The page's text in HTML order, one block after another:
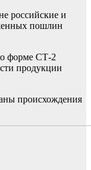
российские и
пошлин
форме СТ-2
продукции
происхождения